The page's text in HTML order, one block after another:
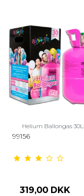
Helium Ballongas
99156
319,00 DKK